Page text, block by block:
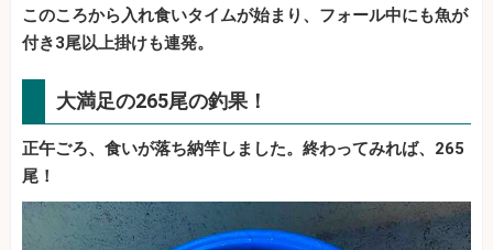
このころから入れ食いタイムが始まり、フォール中にも魚が
付き3尾以上掛けも連発。
大満足の265尾の釣果！
正午ごろ、食いが落ち納竿しました。終わってみれば、265
尾！